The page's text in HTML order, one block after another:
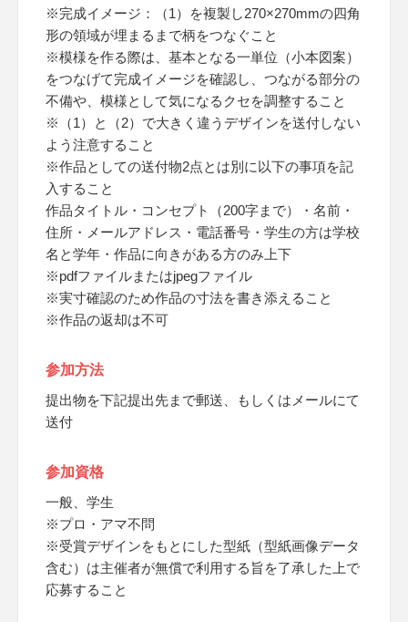
※完成イメージ：（1）を複製し270×270mmの四角
形の領域が埋まるまで柄をつなぐこと
※模様を作る際は、基本となる一単位（小本図案）
をつなげて完成イメージを確認し、つながる部分の
不備や、模様として気になるクセを調整すること
※（1）と（2）で大きく違うデザインを送付しない
よう注意すること
※作品としての送付物2点とは別に以下の事項を記
入すること
作品タイトル・コンセプト（200字まで）・名前・
住所・メールアドレス・電話番号・学生の方は学校
名と学年・作品に向きがある方のみ上下
※pdfファイルまたはjpegファイル
※実寸確認のため作品の寸法を書き添えること
※作品の返却は不可
参加方法
提出物を下記提出先まで郵送、もしくはメールにて
送付
参加資格
一般、学生
※プロ・アマ不問
※受賞デザインをもとにした型紙（型紙画像データ
含む）は主催者が無償で利用する旨を了承した上で
応募すること